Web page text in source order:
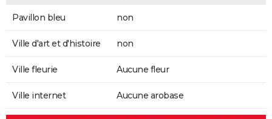
Pavillon bleu non
Ville d'art et d'histoire non
Ville fleurie Aucune fleur
Ville internet Aucune arobase